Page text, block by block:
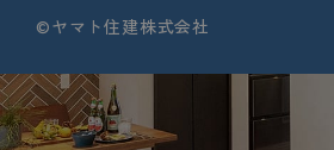
©ヤマト住建株式会社